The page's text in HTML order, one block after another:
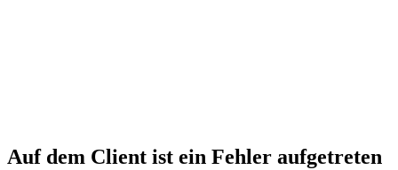
Auf dem Client ist ein Fehler aufgetreten